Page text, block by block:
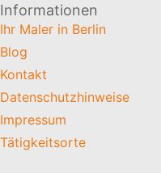
Wenn die Zeit kommt,
vorüber, in der man
Marie von Ebner-
Informationen
Ihr Maler in Berlin
Blog
Kontakt
Datenschutzhinweise
Impressum
Tätigkeitsorte